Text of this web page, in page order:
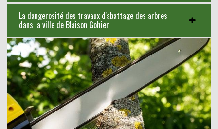
La dangerosité des travaux d'abattage des arbres
dans la ville de Blaison Gohier